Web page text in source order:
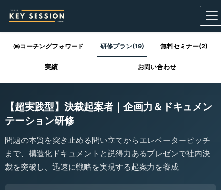
㈱コーチングフォワード 研修プラン(19) 無料セミナー(2)
実績 お問い合わせ
【超実践型】決裁起案者｜企画力＆ドキュメン
テーション研修
問題の本質を突き止める問い立てからエレベーターピッチ
まで、構造化ドキュメントと説得力あるプレゼンで社内決
裁を突破し、迅速に戦略を実現する起案力を養成